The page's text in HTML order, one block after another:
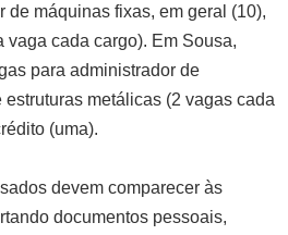
de máquinas fixas, em geral (10),
vaga cada cargo). Em Sousa,
para administrador de
metálicas (2 vagas cada
(uma).
devem comparecer às
documentos pessoais,